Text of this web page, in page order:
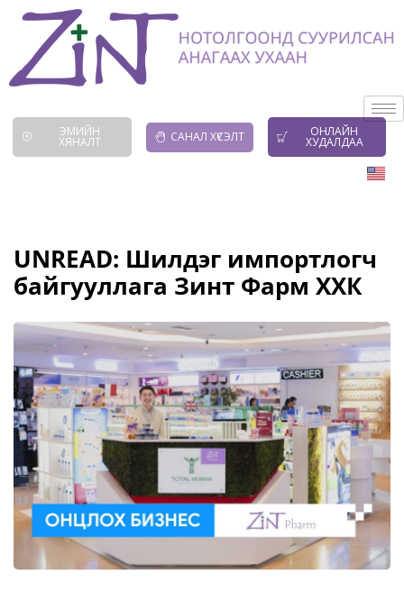
ЭМИЙН
ХЯНАЛТ САНАЛ ХҮСЭЛТ ОНЛАЙН
ХУДАЛДАА
UNREAD: Шилдэг импортлогч
байгууллага Зинт Фарм ХХК